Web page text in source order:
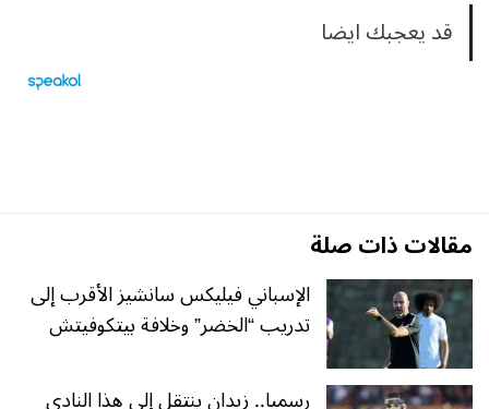
قد يعجبك ايضا
مقالات ذات صلة
الإسباني فيليكس سانشيز الأقرب إلى
تدريب “الخضر” وخلافة بيتكوفيتش
رسميا.. زيدان ينتقل إلى هذا النادي